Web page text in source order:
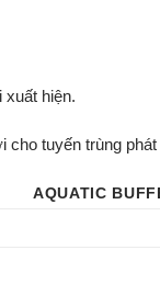
xuất hiện.
cho tuyến trùng phát
AQUATIC